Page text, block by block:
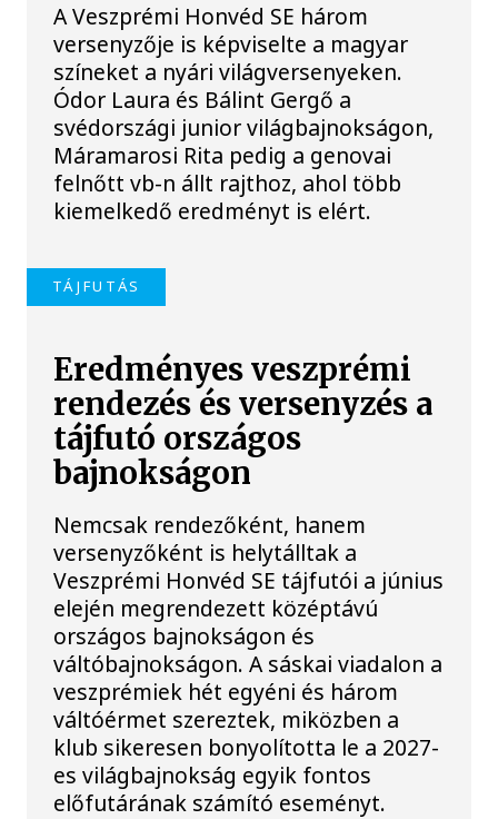
A Veszprémi Honvéd SE három
versenyzője is képviselte a magyar
színeket a nyári világversenyeken.
Ódor Laura és Bálint Gergő a
svédországi junior világbajnokságon,
Máramarosi Rita pedig a genovai
felnőtt vb-n állt rajthoz, ahol több
kiemelkedő eredményt is elért.
TÁJFUTÁS
Eredményes veszprémi
rendezés és versenyzés a
tájfutó országos
bajnokságon
Nemcsak rendezőként, hanem
versenyzőként is helytálltak a
Veszprémi Honvéd SE tájfutói a június
elején megrendezett középtávú
országos bajnokságon és
váltóbajnokságon. A sáskai viadalon a
veszprémiek hét egyéni és három
váltóérmet szereztek, miközben a
klub sikeresen bonyolította le a 2027-
es világbajnokság egyik fontos
előfutárának számító eseményt.